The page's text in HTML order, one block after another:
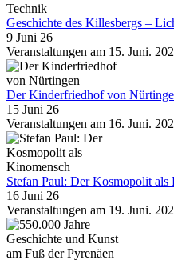
Geschichte des Killesbergs –
9 Juni 26
Veranstaltungen am 15. Juni.
Der Kinderfriedhof von
15 Juni 26
Veranstaltungen am 16. Juni.
Stefan Paul: Der Kosmopolit als
16 Juni 26
Veranstaltungen am 19. Juni.